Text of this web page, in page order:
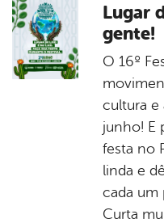
Lugar
gente!
O 16º
cultura e
junho! E
festa no
linda e
cada um
Curta